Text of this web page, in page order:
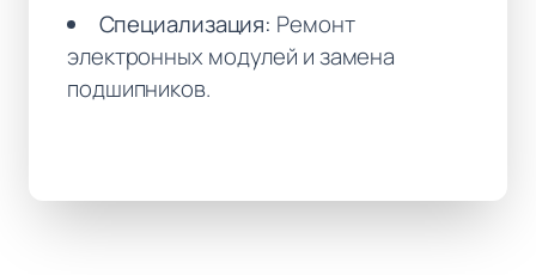
Специализация: Ремонт
электронных модулей и замена
подшипников.